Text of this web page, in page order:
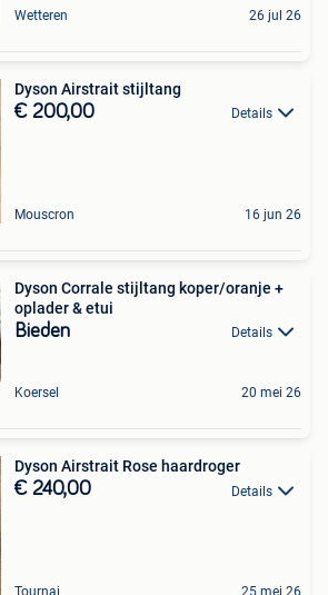
Wetteren 26 jul 26
Dyson Airstrait stijltang
€ 200,00 Details
Mouscron 16 jun 26
Dyson Corrale stijltang koper/oranje +
oplader & etui
Bieden Details
Koersel 20 mei 26
Dyson Airstrait Rose haardroger
€ 240,00 Details